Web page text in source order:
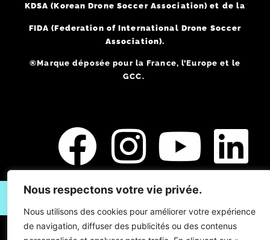
Nous respectons votre vie privée.
Nous utilisons des cookies pour améliorer votre expérience
de navigation, diffuser des publicités ou des contenus
KDSA (Korean Drone Soccer Association) et de la
FIDA (Federation of International Drone Soccer
Association).
®Marque déposée pour la France, l’Europe et le
GCC.
Vous souhaitez devenir partenaire / affilié Drone Soccer ?
CGV